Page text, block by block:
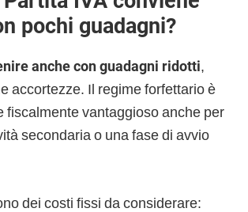
pochi guadagni?
anche con guadagni ridotti,
accortezze. Il regime forfettario è
fiscalmente vantaggioso anche per
secondaria o una fase di avvio
dei costi fissi da considerare: